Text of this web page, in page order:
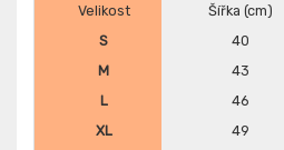
Velikost Šířka (cm)
S
40
M
43
L
46
XL
49